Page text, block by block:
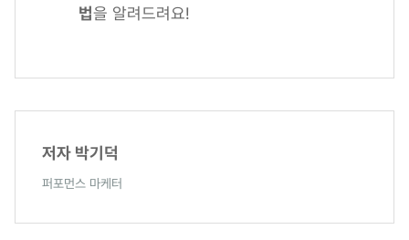
법을 알려드려요!
저자 박기덕
퍼포먼스 마케터